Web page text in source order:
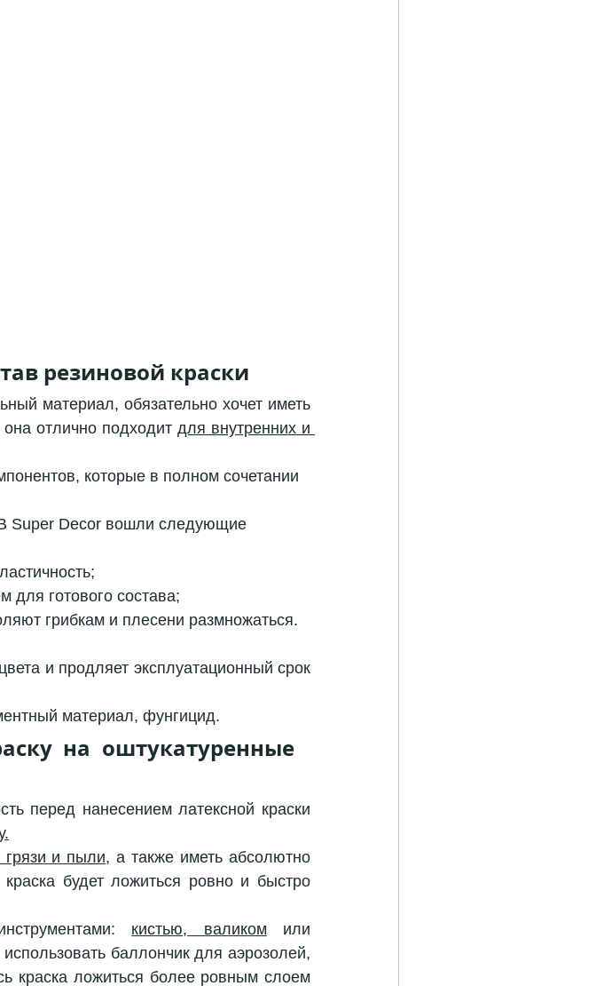
резиновой краски
материал, обязательно хочет иметь
она отлично подходит для внутренних и
которые в полном сочетании
Super Decor вошли следующие
для готового состава;
грибкам и плесени размножаться.
и продляет эксплуатационный срок
материал, фунгицид.
на оштукатуренные
перед нанесением латексной краски
и пыли, а также иметь абсолютно
будет ложиться ровно и быстро
кистью, валиком или
баллончик для аэрозолей,
краска ложиться более ровным слоем